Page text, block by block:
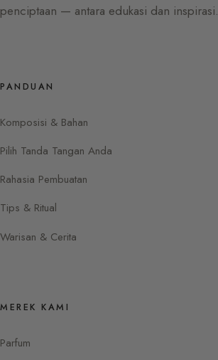
penciptaan — antara edukasi dan inspirasi.
PANDUAN
Komposisi & Bahan
Pilih Tanda Tangan Anda
Rahasia Pembuatan
Tips & Ritual
Warisan & Cerita
MEREK KAMI
Parfum